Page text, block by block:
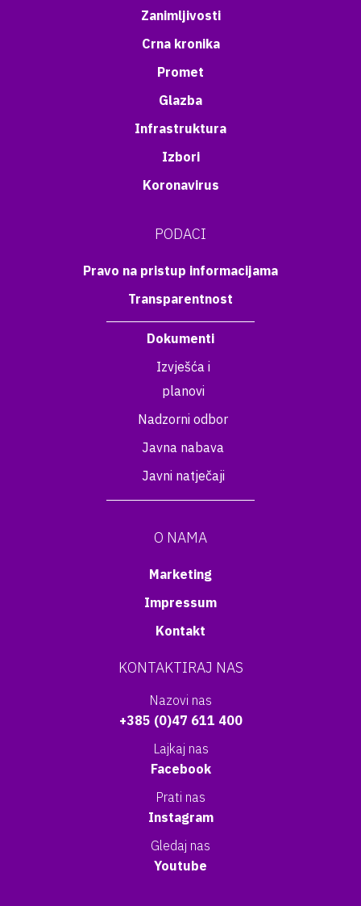
Zanimljivosti
Crna kronika
Promet
Glazba
Infrastruktura
Izbori
Koronavirus
PODACI
Pravo na pristup informacijama
Transparentnost
Dokumenti
Izvješća i
planovi
Nadzorni odbor
Javna nabava
Javni natječaji
O NAMA
Marketing
Impressum
Kontakt
KONTAKTIRAJ NAS
Nazovi nas
+385 (0)47 611 400
Lajkaj nas
Facebook
Prati nas
Instagram
Gledaj nas
Youtube